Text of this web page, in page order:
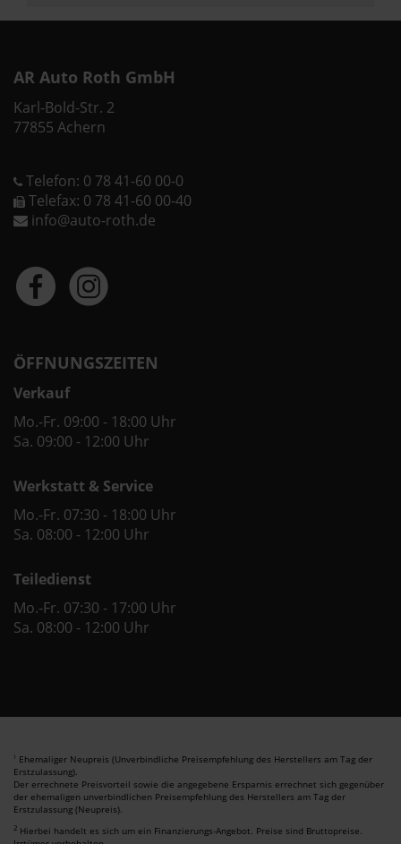
AR Auto Roth GmbH
Karl-Bold-Str. 2
77855 Achern
Telefon: 0 78 41-60 00-0
Telefax: 0 78 41-60 00-40
info@auto-roth.de
ÖFFNUNGSZEITEN
Verkauf
Mo.-Fr. 09:00 - 18:00 Uhr
Sa. 09:00 - 12:00 Uhr
Werkstatt & Service
Mo.-Fr. 07:30 - 18:00 Uhr
Sa. 08:00 - 12:00 Uhr
Teiledienst
Mo.-Fr. 07:30 - 17:00 Uhr
Sa. 08:00 - 12:00 Uhr
1 Ehemaliger Neupreis (Unverbindliche Preisempfehlung des Herstellers am Tag der
Erstzulassung).
Der errechnete Preisvorteil sowie die angegebene Ersparnis errechnet sich gegenüber
der ehemaligen unverbindlichen Preisempfehlung des Herstellers am Tag der
Erstzulassung (Neupreis).
2 Hierbei handelt es sich um ein Finanzierungs-Angebot. Preise sind Bruttopreise.